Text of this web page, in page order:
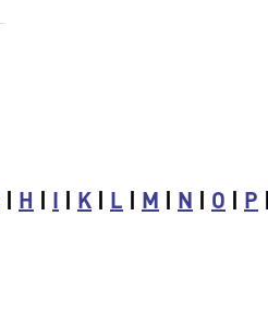
| H | I | K | L | M | N | O | P